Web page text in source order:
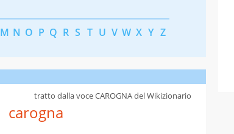
M N O P Q R S T U V W X Y Z
carogna
tratto dalla voce CAROGNA del Wikizionario